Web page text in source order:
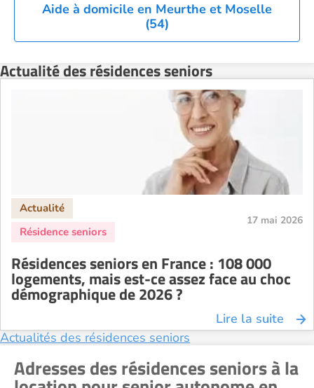
Aide à domicile en Meurthe et Moselle
(54)
Actualité des résidences seniors
17 mai 2026
Résidences seniors en France : 108 000
logements, mais est-ce assez face au choc
démographique de 2026 ?
Lire la suite
Actualités des résidences seniors
Adresses des résidences seniors à la